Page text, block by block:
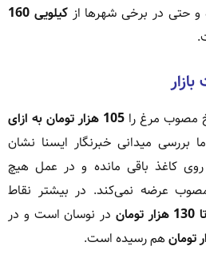
و حتی در برخی شهرها از
کیلویی 160
مصوب مرغ را
105 هزار تومان به ازای
بررسی میدانی خبرنگار ایسنا نشان
کاغذ باقی مانده و در عمل هیچ
عرضه نمی‌کند. در بیشتر نقاط
در نوسان است و در
هم رسیده است.